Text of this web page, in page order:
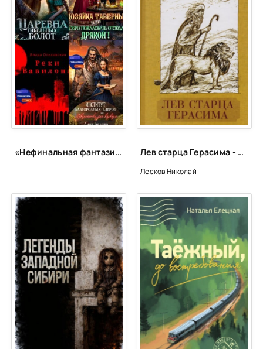
«Нефинальная фантазия»: лонг-лист Лев старца Герасима - Николай Лесков
Лесков Николай